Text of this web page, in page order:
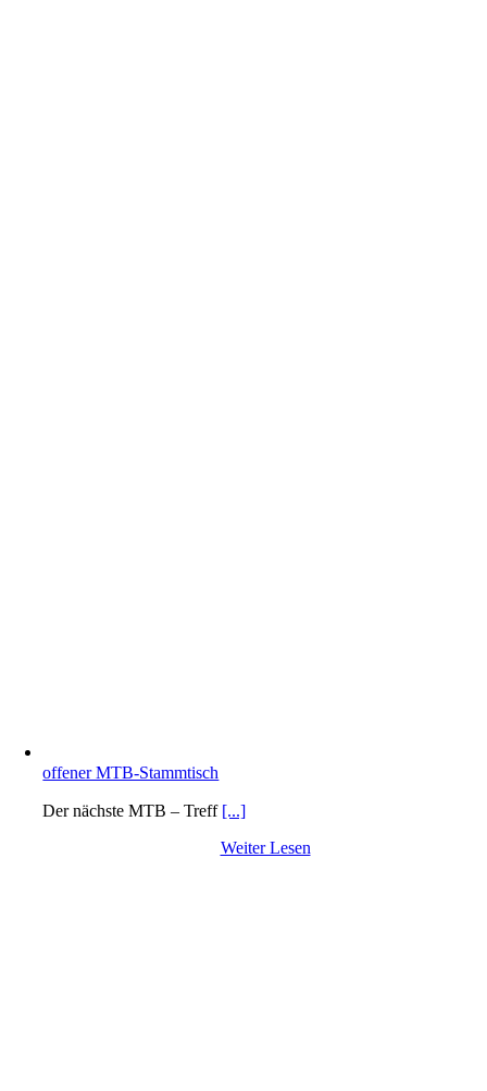
offener MTB-Stammtisch
Der nächste MTB – Treff [...]
Weiter Lesen